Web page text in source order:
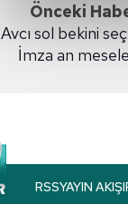
Sizlere daha iyi
çerezler
amacıyla
reklam/
6698 sayılı
Önceki
Avcı sol bekini
İmza an
RSSYAYIN AKIŞI